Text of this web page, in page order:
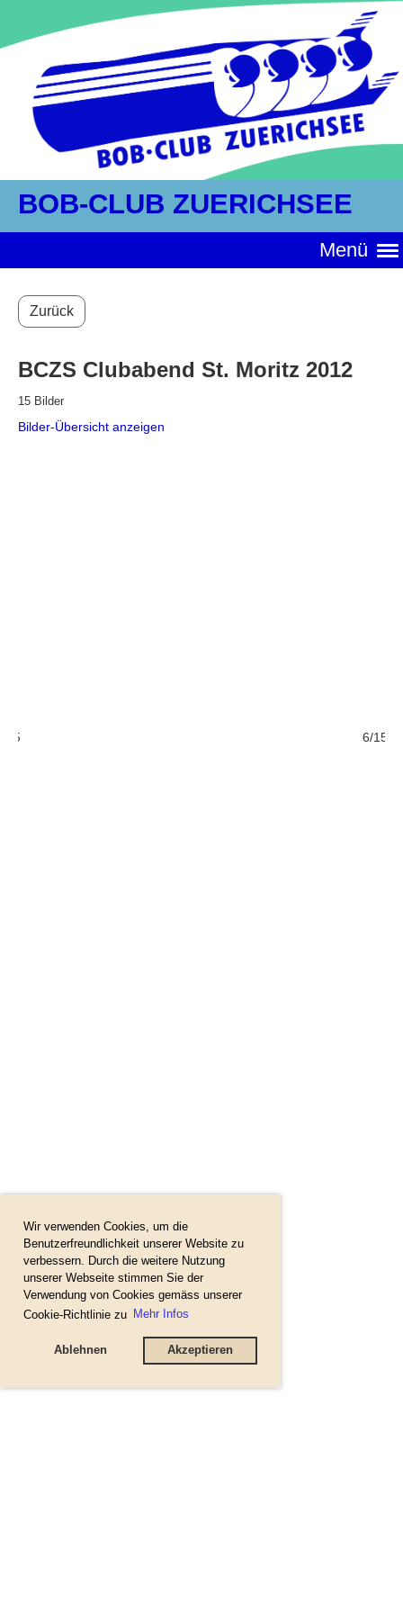
Wir verwenden Cookies, um die
Benutzerfreundlichkeit unserer Website zu
verbessern. Durch die weitere Nutzung
unserer Webseite stimmen Sie der
Verwendung von Cookies gemäss unserer
Cookie-Richtlinie zu Mehr Infos
Ablehnen Akzeptieren
BOB-CLUB ZUERICHSEE
Menü
Zurück
BCZS Clubabend St. Moritz 2012
15 Bilder
Bilder-Übersicht anzeigen
15 6/15